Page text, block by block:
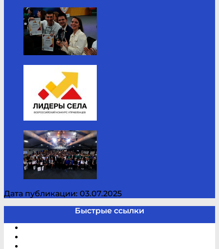
Дата публикации: 03.07.2025
Быстрые ссылки